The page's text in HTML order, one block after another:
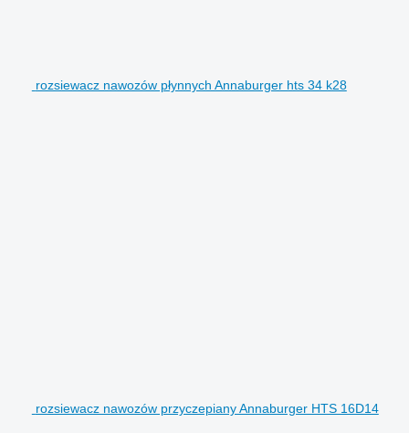
rozsiewacz nawozów płynnych Annaburger hts 34 k28
rozsiewacz nawozów przyczepiany Annaburger HTS 16D14